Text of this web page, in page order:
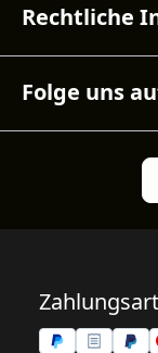
Rechtliche
Folge uns